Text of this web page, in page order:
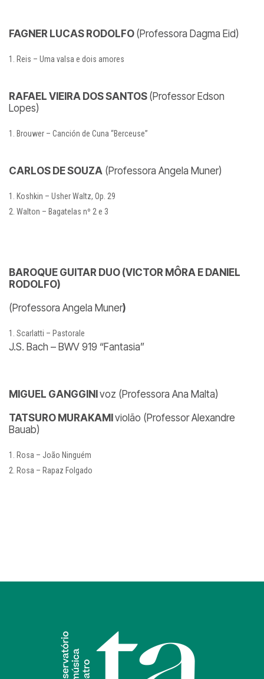
FAGNER LUCAS RODOLFO (Professora Dagma Eid)
Reis – Uma valsa e dois amores
RAFAEL VIEIRA DOS SANTOS (Professor Edson
Lopes)
Brouwer – Canción de Cuna “Berceuse”
CARLOS DE SOUZA (Professora Angela Muner)
Koshkin – Usher Waltz, Op. 29
Walton – Bagatelas nº 2 e 3
BAROQUE GUITAR DUO (VICTOR MÔRA E DANIEL
RODOLFO)
(Professora Angela Muner)
Scarlatti – Pastorale
J.S. Bach – BWV 919 “Fantasia”
MIGUEL GANGGINI voz (Professora Ana Malta)
TATSURO MURAKAMI violão (Professor Alexandre
Bauab)
Rosa – João Ninguém
Rosa – Rapaz Folgado